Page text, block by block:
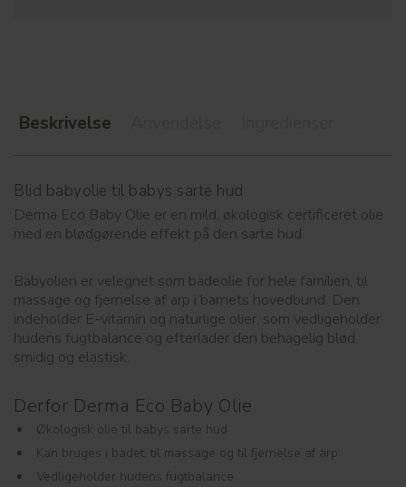
Beskrivelse
Blid babyolie til babys sarte hud
Derma Eco Baby Olie er en mild, økologisk certificeret olie
med en blødgørende effekt på den sarte hud.
Babyolien er velegnet som badeolie for hele familien, til
massage og fjernelse af arp i barnets hovedbund. Den
indeholder E-vitamin og naturlige olier, som vedligeholder
hudens fugtbalance og efterlader den behagelig blød,
smidig og elastisk.
Derfor Derma Eco Baby Olie
Økologisk olie til babys sarte hud
Kan bruges i badet, til massage og til fjernelse af arp
Vedligeholder hudens fugtbalance